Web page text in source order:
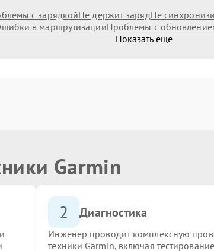
с зарядкойНе держит зарядНе
в маршрутизацииПроблемы с
Показать еще
Garmin
2 Диагностика
Инженер проводит комплексную
техники Garmin, включая тестирование